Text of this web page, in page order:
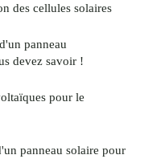
des cellules solaires
panneau
devez savoir !
pour le
panneau solaire pour